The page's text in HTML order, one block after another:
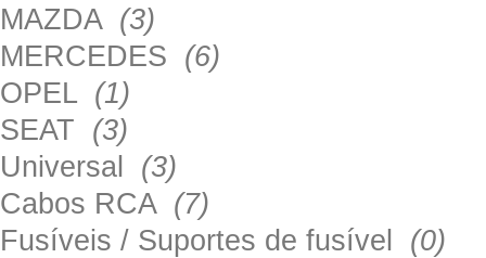
MAZDA (3)
MERCEDES (6)
OPEL (1)
SEAT (3)
Universal (3)
Cabos RCA (7)
Fusíveis / Suportes de fusível (0)